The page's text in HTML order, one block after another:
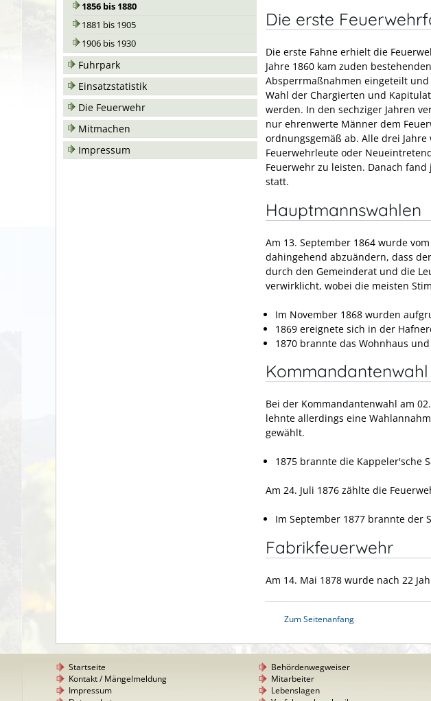
1856 bis 1880
1881 bis 1905
1906 bis 1930
Fuhrpark
Einsatzstatistik
Die Feuerwehr
Mitmachen
Impressum
Die erste
Die erste Fahne erhielt die
Jahre 1860 kam zuden
Absperrmaßnahmen eingeteilt und
Wahl der Chargierten und
werden. In den sechziger Jahren
nur ehrenwerte Männer dem
ordnungsgemäß ab. Alle drei
Feuerwehrleute oder
Feuerwehr zu leisten. Danach
statt.
Hauptmannswahlen
Am 13. September 1864 wurde
dahingehend abzuändern, dass
durch den Gemeinderat und die
verwirklicht, wobei die meisten
Im November 1868 wurden
1869 ereignete sich in der
1870 brannte das Wohnhaus
Kommandantenwahl
Bei der Kommandantenwahl am
lehnte allerdings eine
gewählt.
1875 brannte die Kappeler'sche
Am 24. Juli 1876 zählte die
Im September 1877 brannte der
Fabrikfeuerwehr
Am 14. Mai 1878 wurde nach 22
Zum Seitenanfang
Startseite
Kontakt / Mängelmeldung
Impressum
Behördenwegweiser
Mitarbeiter
Lebenslagen